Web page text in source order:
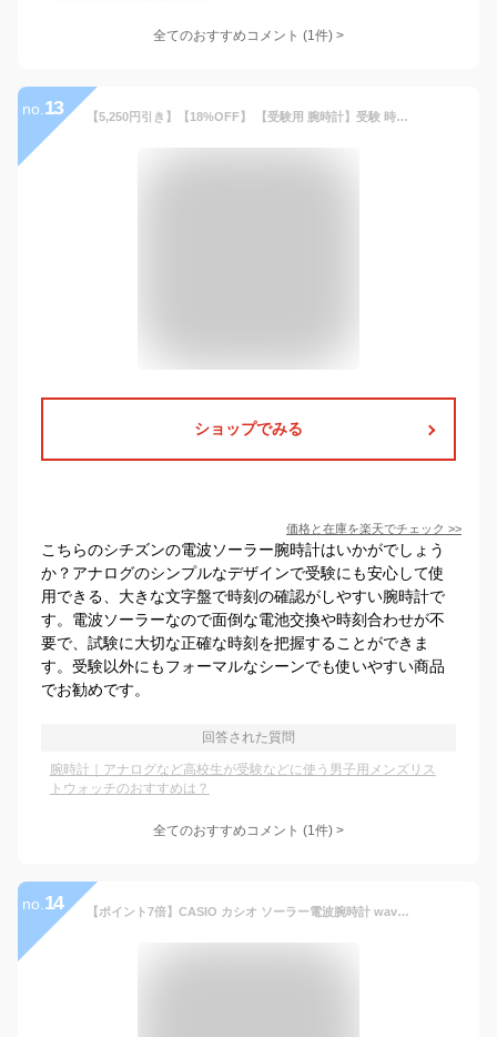
全てのおすすめコメント (1件) >
no. 13 【5,250円引き】【18%OFF】 【受験用 腕時計】受験 時計 シチズン ソーラー CITIZEN 受験 腕時計 メンズ レディース 人気 ソーラー電波 電波ソーラー腕時計 ソーラー 電波 メタル 金属 息子 娘 孫 子供 プレゼント アナログ シンプル 見やすい 受験生 試験 模試 会場 用
ショップでみる
価格と在庫を楽天でチェック >>
こちらのシチズンの電波ソーラー腕時計はいかがでしょう
か？アナログのシンプルなデザインで受験にも安心して使
用できる、大きな文字盤で時刻の確認がしやすい腕時計で
す。電波ソーラーなので面倒な電池交換や時刻合わせが不
要で、試験に大切な正確な時刻を把握することができま
す。受験以外にもフォーマルなシーンでも使いやすい商品
でお勧めです。
回答された質問
腕時計｜アナログなど高校生が受験などに使う男子用メンズリス
トウォッチのおすすめは？
全てのおすすめコメント (1件) >
no. 14 【ポイント7倍】CASIO カシオ ソーラー電波腕時計 waveceptor 紳士用 電波時計 casio 腕時計 カシオ 正規品 ソーラー 電波腕時計 電波ソーラー腕時計 メンズ 男性 ブランド マルチバンド6 太陽光 電池交換不要 5気圧防水 防災 就職 入学